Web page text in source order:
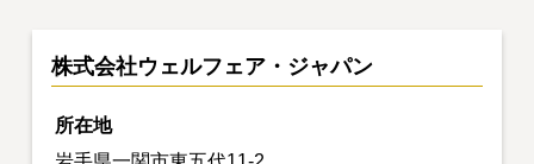
株式会社ウェルフェア・ジャパン
所在地